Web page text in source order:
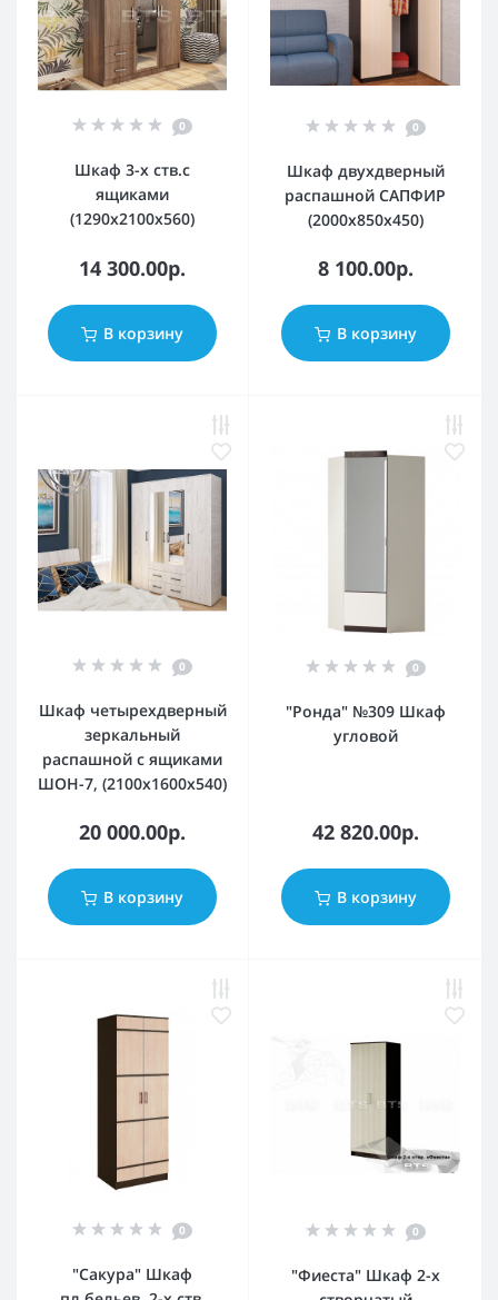
0
Шкаф 3-х ств.с
ящиками
(1290х2100х560)
14 300.00р.
В корзину
0
Шкаф двухдверный
распашной САПФИР
(2000х850х450)
8 100.00р.
В корзину
0
Шкаф четырехдверный
зеркальный
распашной с ящиками
ШОН-7, (2100х1600х540)
20 000.00р.
В корзину
0
"Ронда" №309 Шкаф
угловой
42 820.00р.
В корзину
0
"Сакура" Шкаф
0
"Фиеста" Шкаф 2-х